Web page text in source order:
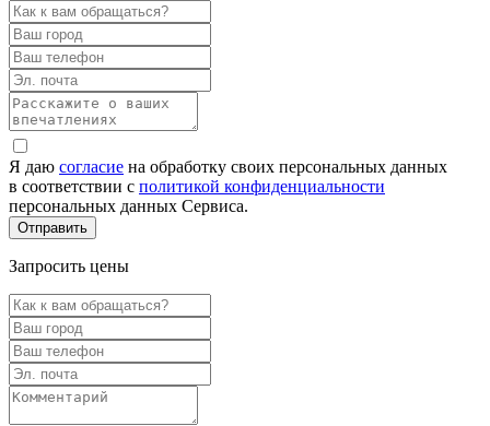
Я даю согласие на обработку своих персональных данных
в соответствии с политикой конфиденциальности
персональных данных Сервиса.
Запросить цены